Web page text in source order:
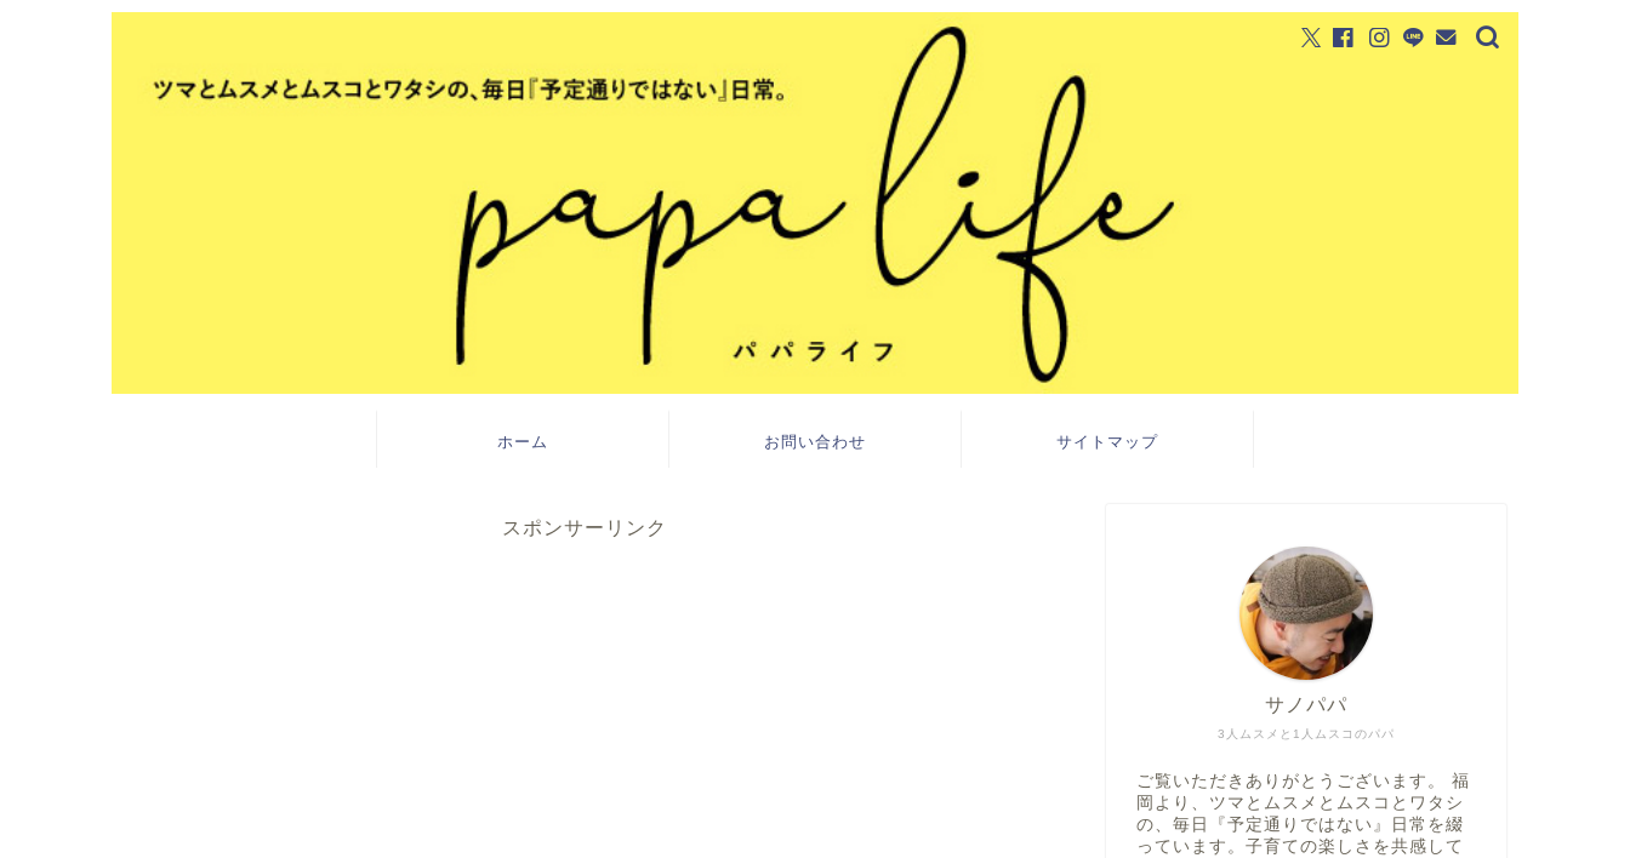
ホーム お問い合わせ サイトマップ
スポンサーリンク
3人ムスメと1人ムスコのパパ
サノパパ
ご覧いただきありがとうございます。 福
岡より、ツマとムスメとムスコとワタシ
の、毎日『予定通りではない』日常を綴
っています。子育ての楽しさを共感して